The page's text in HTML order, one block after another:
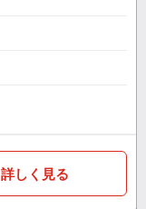
詳しく見る